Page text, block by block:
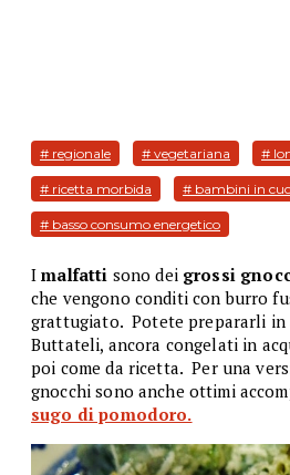
# regionale # vegetariana #
# ricetta morbida # bambini in
# basso consumo energetico
Imalfatti sono dei grossi
che vengono conditi con burro
grattugiato. Potete prepararli in
Buttateli, ancora congelati in
poi come da ricetta. Per una
gnocchi sono anche ottimi
sugo di pomodoro.